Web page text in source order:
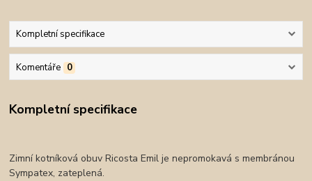
Kompletní specifikace
Komentáře 0
Kompletní specifikace
Zimní kotníková obuv Ricosta Emil je nepromokavá s membránou
Sympatex, zateplená.